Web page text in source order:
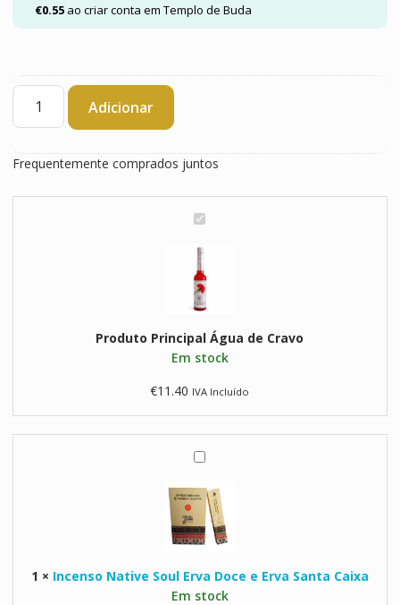
€0.55 ao criar conta em Templo de Buda
Quantidade
Água
de
Cravo
Adicionar
Frequentemente comprados juntos
Á
u
a
d
C
r
v
o
Produto Principal Água de Cravo
Em stock
€11.40 IVA Incluído
I
c
n
o
N
1 × Incenso Native Soul Erva Doce e Erva Santa Caixa
Em stock